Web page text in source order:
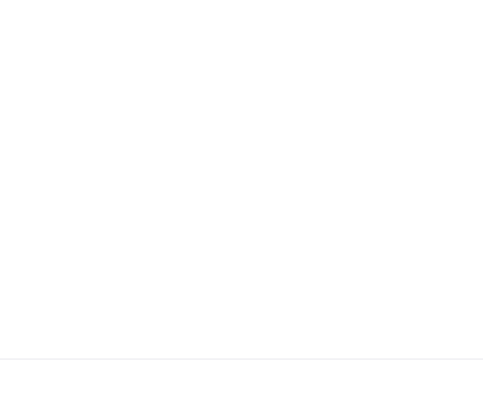
ili fotografije.